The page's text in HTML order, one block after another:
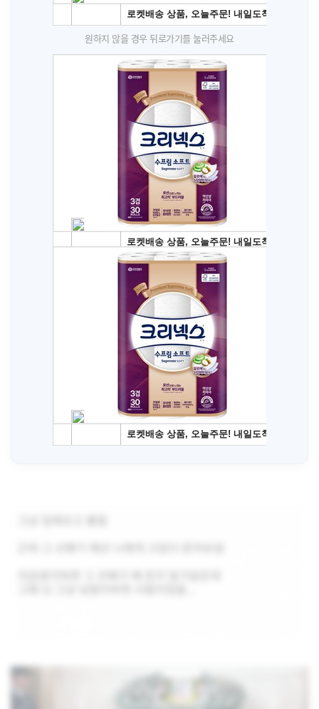
원하지 않을 경우 뒤로가기를 눌러주세요